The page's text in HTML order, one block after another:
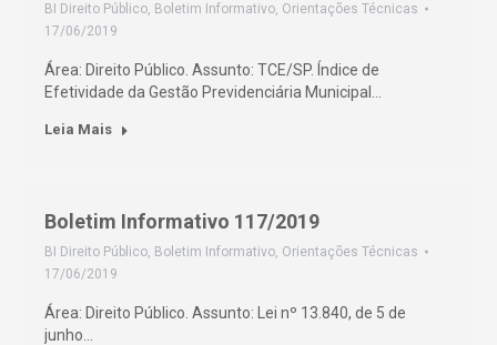
BI Direito Público, Boletim Informativo, Orientações Técnicas
17/06/2019
Área: Direito Público. Assunto: TCE/SP. Índice de
Efetividade da Gestão Previdenciária Municipal…
Leia Mais
Boletim Informativo 117/2019
BI Direito Público, Boletim Informativo, Orientações Técnicas
17/06/2019
Área: Direito Público. Assunto: Lei nº 13.840, de 5 de
junho…